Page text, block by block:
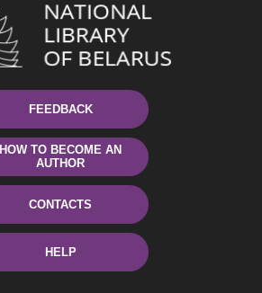
FEEDBACK
HOW TO BECOME AN
AUTHOR
CONTACTS
HELP